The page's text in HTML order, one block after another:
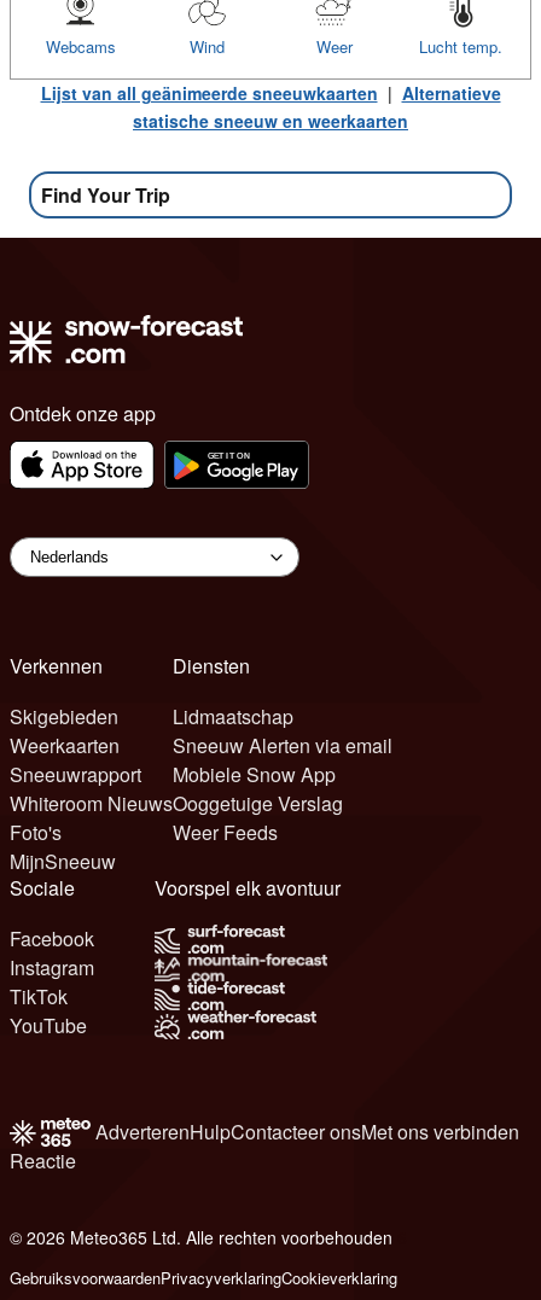
Lucht temp.
Weer
Wind
Webcams
Lijst van all geänimeerde sneeuwkaarten | Alternatieve
statische sneeuw en weerkaarten
Find Your Trip
Ontdek onze app
Verkennen
Skigebieden
Weerkaarten
Sneeuwrapport
Whiteroom Nieuws
Foto's
MijnSneeuw
Diensten
Lidmaatschap
Sneeuw Alerten via email
Mobiele Snow App
Ooggetuige Verslag
Weer Feeds
Sociale
Facebook
Instagram
TikTok
YouTube
Voorspel elk avontuur
AdverterenHulpContacteer onsMet ons verbinden
Reactie
© 2026 Meteo365 Ltd. Alle rechten voorbehouden
GebruiksvoorwaardenPrivacyverklaringCookieverklaring